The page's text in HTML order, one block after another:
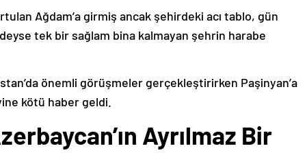
Ağdam’a girmiş ancak şehirdeki acı tablo, gün
tek bir sağlam bina kalmayan şehrin harabe
önemli görüşmeler gerçekleştirirken Paşinyan’a
kötü haber geldi.
Ayrılmaz Bir